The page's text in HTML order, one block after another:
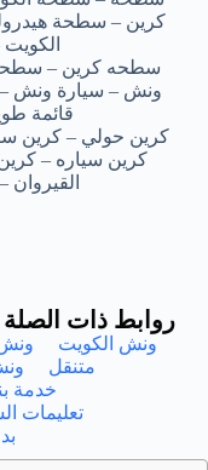
كرين – سطحة
سطحه كرين –
ونش – سيارة ونش
قائمة
كرين حولي – كرين
كرين سياره –
روابط ذات الصلة
ونش الكويت
متنقل
خدمة
تعليمات